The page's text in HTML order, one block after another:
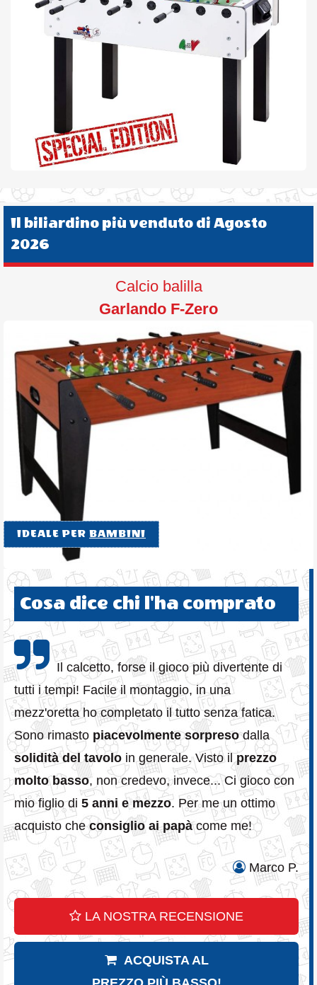
Il biliardino più venduto di Agosto
2026
Calcio balilla
Garlando F-Zero
IDEALE PER BAMBINI
Cosa dice chi l'ha comprato
Il calcetto, forse il gioco più divertente di
tutti i tempi! Facile il montaggio, in una
mezz'oretta ho completato il tutto senza fatica.
Sono rimasto piacevolmente sorpresodalla
solidità del tavolo in generale. Visto ilprezzo
molto basso, non credevo, invece... Ci gioco con
mio figlio di 5 anni e mezzo. Per me un ottimo
acquisto checonsiglio ai papàcome me!
Marco P.
LA NOSTRA RECENSIONE
ACQUISTA AL